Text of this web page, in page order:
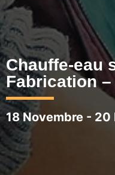
Chauffe-eau
Fabrication
18 Novembre - 20